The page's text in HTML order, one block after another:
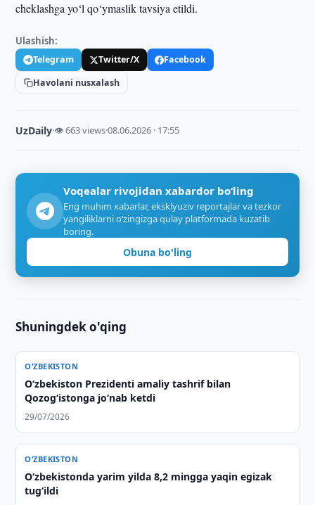
cheklashga yo‘l qo‘ymaslik tavsiya etildi.
Ulashish:
Telegram Twitter/X
Facebook
Havolani nusxalash
UzDaily·👁 663 views·08.06.2026 · 17:55
Voqealar rivojidan xabardor bo‘ling
Eng muhim xabarlar, eksklyuziv reportajlar va tezkor
yangiliklarni o‘zingizga qulay platformada kuzatib
boring.
Obuna bo'ling
Shuningdek o'qing
O‘ZBEKISTON
Oʻzbekiston Prezidenti amaliy tashrif bilan
Qozogʻistonga joʻnab ketdi
29/07/2026
O‘ZBEKISTON
O‘zbekistonda yarim yilda 8,2 mingga yaqin egizak
tug‘ildi